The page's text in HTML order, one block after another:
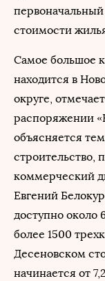
стоимости
Самое большое
находится в
округе,
распоряжении
объясняется
строительство,
коммерческий
Евгений
доступно около
более 1500
Десеновском
начинается от